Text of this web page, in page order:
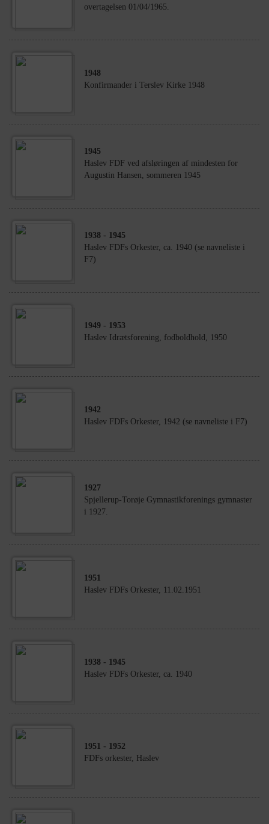
overtagelsen 01/04/1965.
1948
Konfirmander i Terslev Kirke 1948
1945
Haslev FDF ved afsløringen af mindesten for
Augustin Hansen, sommeren 1945
1938 - 1945
Haslev FDFs Orkester, ca. 1940 (se navneliste i
F7)
1949 - 1953
Haslev Idrætsforening, fodboldhold, 1950
1942
Haslev FDFs Orkester, 1942 (se navneliste i F7)
1927
Spjellerup-Torøje Gymnastikforenings gymnaster
i 1927.
1951
Haslev FDFs Orkester, 11.02.1951
1938 - 1945
Haslev FDFs Orkester, ca. 1940
1951 - 1952
FDFs orkester, Haslev